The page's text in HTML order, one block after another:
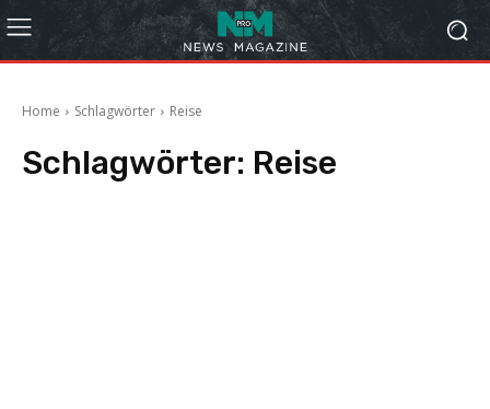
Home Schlagwörter Reise
Schlagwörter: Reise